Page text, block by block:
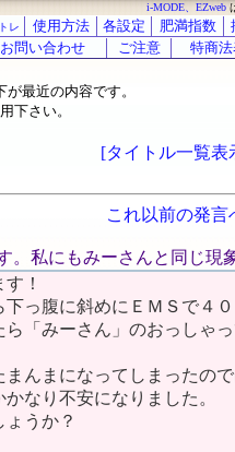
i-MODE、EZweb
トレ 使用方法 各設定 肥満指数
お問い合わせ ご注意 特商
最近の内容です。
下さい。
[タイトル一覧表
これ以前の発言
。私にもみーさんと同じ現
！
っ腹に斜めにＥＭＳで４
「みーさん」のおっしゃ
んまになってしまったの
なり不安になりました。
うか？